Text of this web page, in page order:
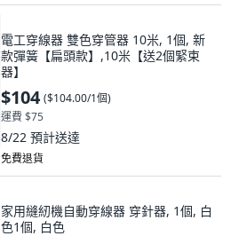
電工穿線器 雙色穿管器 10米, 1個, 新
款彈簧【扁頭款】,10米【送2個緊束
器】
$104 ($104.00/1個)
運費 $75
8/22 預計送達
免費退貨
家用縫紉機自動穿線器 穿針器, 1個, 白
色1個, 白色